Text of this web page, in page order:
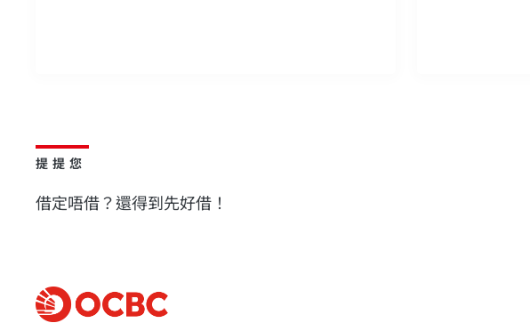
提提您
借定唔借？還得到先好借！